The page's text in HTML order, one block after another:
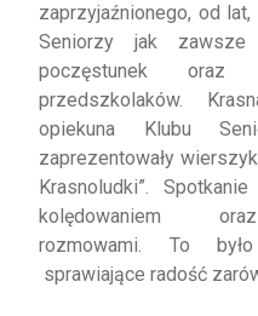
zaprzyjaźnionego, od
Seniorzy jak
poczęstunek
przedszkolaków.
opiekuna Klubu
zaprezentowały
Krasnoludki”.
kolędowaniem
rozmowami. To
sprawiające radość